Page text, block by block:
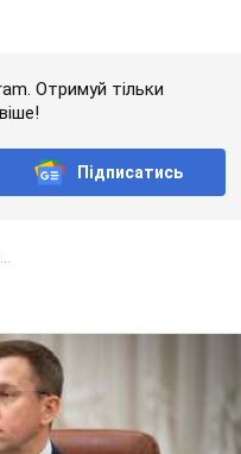
Отримуй тільки
Підписатись